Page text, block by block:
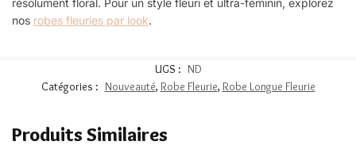
nos robes fleuries par look.
UGS : ND
Catégories : Nouveauté, Robe Fleurie, Robe Longue Fleurie
Produits Similaires